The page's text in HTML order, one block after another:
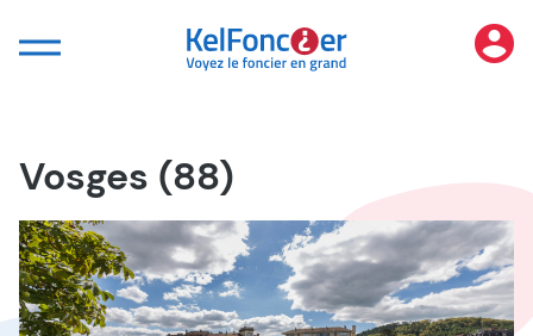
Vosges (88)